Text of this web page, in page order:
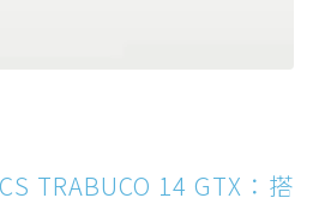
TRABUCO 14 GTX：搭